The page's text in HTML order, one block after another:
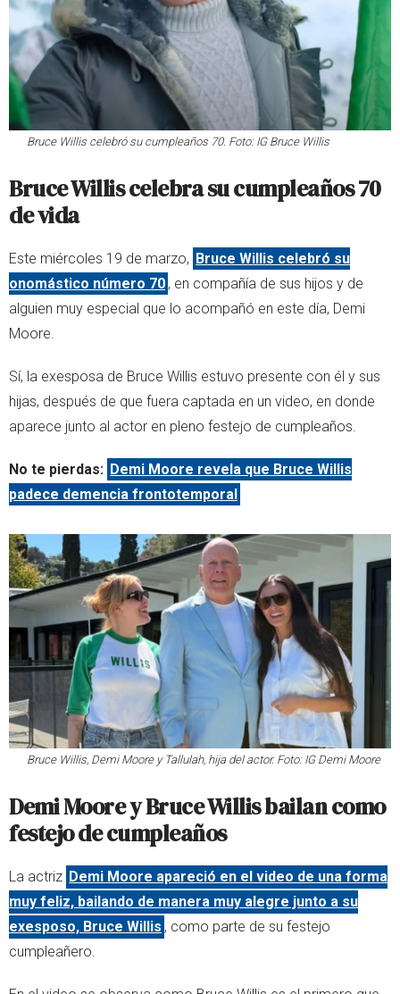
Bruce Willis celebró su cumpleaños 70. Foto: IG Bruce Willis
Bruce Willis celebra su cumpleaños 70
de vida
Este miércoles 19 de marzo, Bruce Willis celebró su
onomástico número 70 , en compañía de sus hijos y de
alguien muy especial que lo acompañó en este día, Demi
Moore.
Sí, la exesposa de Bruce Willis estuvo presente con él y sus
hijas, después de que fuera captada en un video, en donde
aparece junto al actor en pleno festejo de cumpleaños.
No te pierdas: Demi Moore revela que Bruce Willis
padece demencia frontotemporal
Bruce Willis, Demi Moore y Tallulah, hija del actor. Foto: IG Demi Moore
Demi Moore y Bruce Willis bailan como
festejo de cumpleaños
La actriz Demi Moore apareció en el video de una forma
muy feliz, bailando de manera muy alegre junto a su
exesposo, Bruce Willis , como parte de su festejo
cumpleañero.